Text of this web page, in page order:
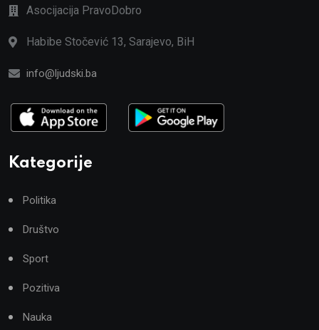
Asocijacija PravoDobro
Habibe Stočević 13, Sarajevo, BiH
info@ljudski.ba
Kategorije
Politika
Društvo
Sport
Pozitiva
Nauka